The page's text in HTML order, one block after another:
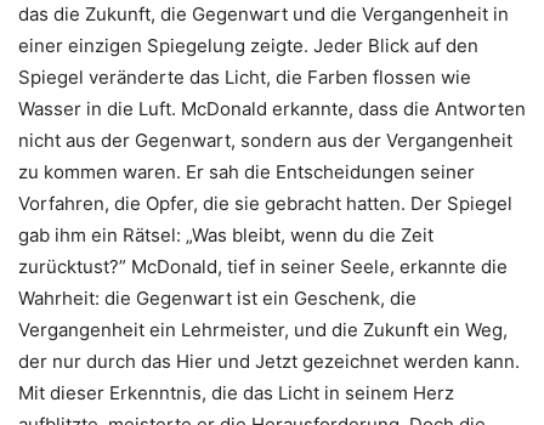
das die Zukunft, die Gegenwart und die Vergangenheit in
einer einzigen Spiegelung zeigte. Jeder Blick auf den
Spiegel veränderte das Licht, die Farben flossen wie
Wasser in die Luft. McDonald erkannte, dass die Antworten
nicht aus der Gegenwart, sondern aus der Vergangenheit
zu kommen waren. Er sah die Entscheidungen seiner
Vorfahren, die Opfer, die sie gebracht hatten. Der Spiegel
gab ihm ein Rätsel: „Was bleibt, wenn du die Zeit
zurücktust?” McDonald, tief in seiner Seele, erkannte die
Wahrheit: die Gegenwart ist ein Geschenk, die
Vergangenheit ein Lehrmeister, und die Zukunft ein Weg,
der nur durch das Hier und Jetzt gezeichnet werden kann.
Mit dieser Erkenntnis, die das Licht in seinem Herz